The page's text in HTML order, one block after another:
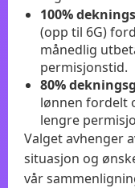
100%
(opp til 6G)
månedlig
permisjonstid.
80%
lønnen fordelt
lengre
Valget avhenger
situasjon og
vår